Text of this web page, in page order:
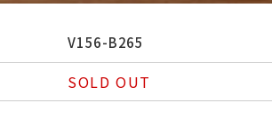
V156-B265
SOLD OUT